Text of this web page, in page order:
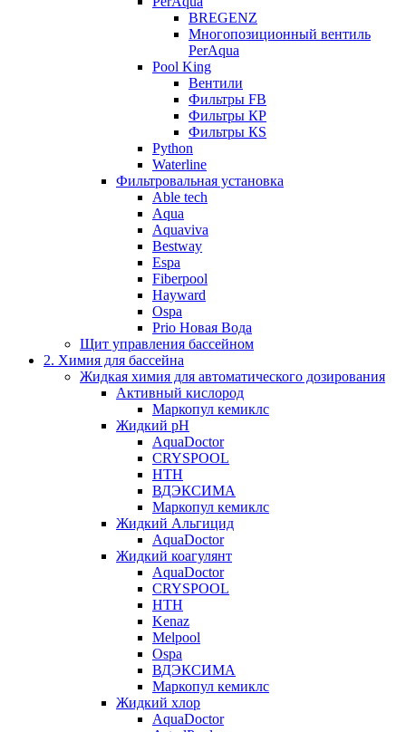
BREGENZ
Многопозиционный вентиль
PerAqua
Pool King
Вентили
Фильтры FB
Фильтры КP
Фильтры КS
Python
Waterline
Фильтровальная установка
Able tech
Aqua
Aquaviva
Bestway
Espa
Fiberpool
Hayward
Ospa
Prio Новая Вода
Щит управления бассейном
2. Химия для бассейна
Жидкая химия для автоматического дозирования
Активный кислород
Маркопул кемиклс
Жидкий pH
AquaDoctor
CRYSPOOL
HTH
ВДЭКСИМА
Маркопул кемиклс
Жидкий Альгицид
AquaDoctor
Жидкий коагулянт
AquaDoctor
CRYSPOOL
HTH
Kenaz
Melpool
Ospa
ВДЭКСИМА
Маркопул кемиклс
Жидкий хлор
AquaDoctor